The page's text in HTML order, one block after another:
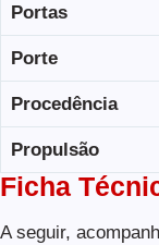
Portas
Porte
Procedência
Propulsão
Ficha
A seguir,